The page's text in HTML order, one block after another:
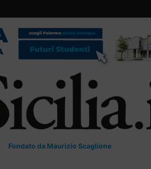
Fondato da Maurizio Scaglione